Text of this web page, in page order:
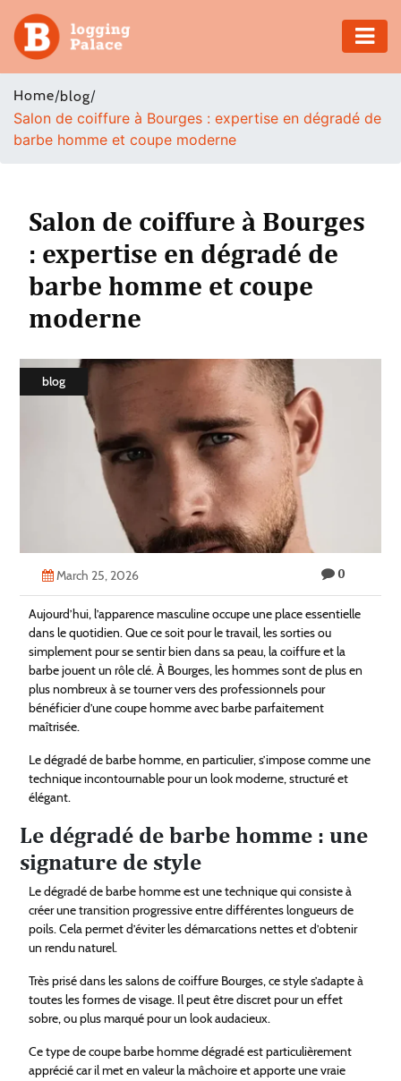
Adventure
Business
Health
Insurance
Estate
Home/blog/
Salon de coiffure à Bourges : expertise en dégradé de
barbe homme et coupe moderne
Salon de coiffure à Bourges
: expertise en dégradé de
barbe homme et coupe
moderne
blog
March 25, 2026 0
Aujourd’hui, l’apparence masculine occupe une place essentielle
dans le quotidien. Que ce soit pour le travail, les sorties ou
simplement pour se sentir bien dans sa peau, la coiffure et la
barbe jouent un rôle clé. À Bourges, les hommes sont de plus en
plus nombreux à se tourner vers des professionnels pour
bénéficier d’une coupe homme avec barbe parfaitement
maîtrisée.
Le dégradé de barbe homme, en particulier, s’impose comme une
technique incontournable pour un look moderne, structuré et
élégant.
Le dégradé de barbe homme : une
signature de style
Le dégradé de barbe homme est une technique qui consiste à
créer une transition progressive entre différentes longueurs de
poils. Cela permet d’éviter les démarcations nettes et d’obtenir
un rendu naturel.
Très prisé dans les salons de coiffure Bourges, ce style s’adapte à
toutes les formes de visage. Il peut être discret pour un effet
sobre, ou plus marqué pour un look audacieux.
Ce type de coupe barbe homme dégradé est particulièrement
apprécié car il met en valeur la mâchoire et apporte une vraie